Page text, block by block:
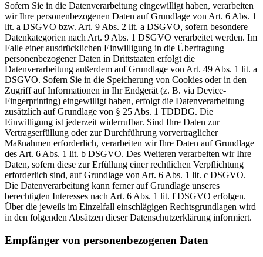
Sofern Sie in die Datenverarbeitung eingewilligt haben, verarbeiten
wir Ihre personenbezogenen Daten auf Grundlage von Art. 6 Abs. 1
lit. a DSGVO bzw. Art. 9 Abs. 2 lit. a DSGVO, sofern besondere
Datenkategorien nach Art. 9 Abs. 1 DSGVO verarbeitet werden. Im
Falle einer ausdrücklichen Einwilligung in die Übertragung
personenbezogener Daten in Drittstaaten erfolgt die
Datenverarbeitung außerdem auf Grundlage von Art. 49 Abs. 1 lit. a
DSGVO. Sofern Sie in die Speicherung von Cookies oder in den
Zugriff auf Informationen in Ihr Endgerät (z. B. via Device-
Fingerprinting) eingewilligt haben, erfolgt die Datenverarbeitung
zusätzlich auf Grundlage von § 25 Abs. 1 TDDDG. Die
Einwilligung ist jederzeit widerrufbar. Sind Ihre Daten zur
Vertragserfüllung oder zur Durchführung vorvertraglicher
Maßnahmen erforderlich, verarbeiten wir Ihre Daten auf Grundlage
des Art. 6 Abs. 1 lit. b DSGVO. Des Weiteren verarbeiten wir Ihre
Daten, sofern diese zur Erfüllung einer rechtlichen Verpflichtung
erforderlich sind, auf Grundlage von Art. 6 Abs. 1 lit. c DSGVO.
Die Datenverarbeitung kann ferner auf Grundlage unseres
berechtigten Interesses nach Art. 6 Abs. 1 lit. f DSGVO erfolgen.
Über die jeweils im Einzelfall einschlägigen Rechtsgrundlagen wird
in den folgenden Absätzen dieser Datenschutzerklärung informiert.
Empfänger von personenbezogenen Daten